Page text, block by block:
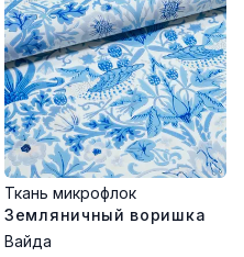
Ткань микрофлок
Земляничный воришка
Вайда